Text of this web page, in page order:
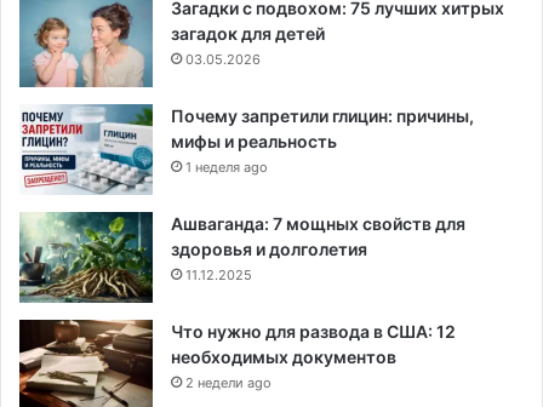
Загадки с подвохом: 75 лучших хитрых
загадок для детей
03.05.2026
Почему запретили глицин: причины,
мифы и реальность
1 неделя ago
Ашваганда: 7 мощных свойств для
здоровья и долголетия
11.12.2025
Что нужно для развода в США: 12
необходимых документов
2 недели ago